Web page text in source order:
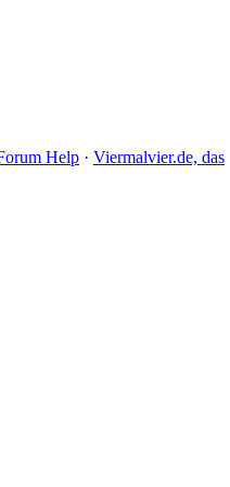
Help · Viermalvier.de, das